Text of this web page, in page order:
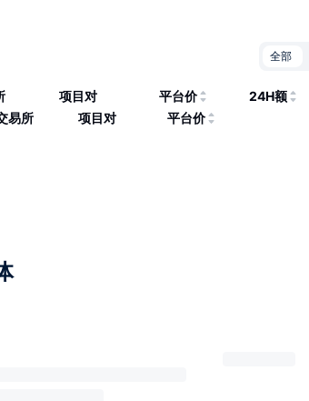
全部
项目对 平台价 24H额
易所
项目对 平台价